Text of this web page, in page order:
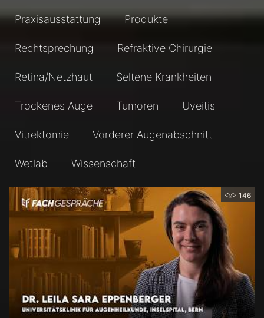
Praxisausstattung Produkte
Rechtsprechung Refraktive Chirurgie
Retina/Netzhaut Seltene Krankheiten
Trockenes Auge Tumoren Uveitis
Vitrektomie Vorderer Augenabschnitt
Wetlab Wissenschaft
146